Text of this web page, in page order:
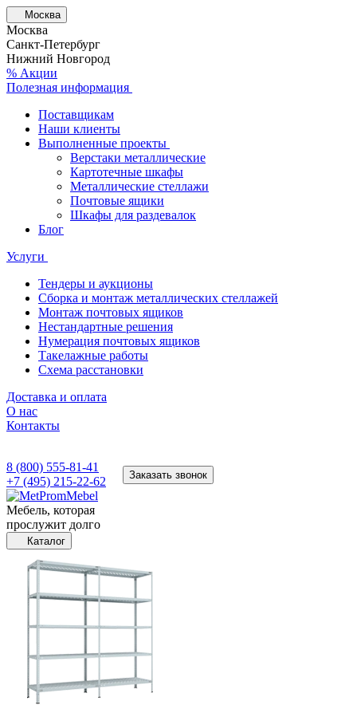
Москва
Москва
Санкт-Петербург
Нижний Новгород
% Акции
Полезная информация
Поставщикам
Наши клиенты
Выполненные проекты
Верстаки металлические
Картотечные шкафы
Металлические стеллажи
Почтовые ящики
Шкафы для раздевалок
Блог
Услуги
Тендеры и аукционы
Сборка и монтаж металлических стеллажей
Монтаж почтовых ящиков
Нестандартные решения
Нумерация почтовых ящиков
Такелажные работы
Схема расстановки
Доставка и оплата
О нас
Контакты
8 (800) 555-81-41
+7 (495) 215-22-62
Заказать звонок
Мебель, которая
прослужит долго
Каталог